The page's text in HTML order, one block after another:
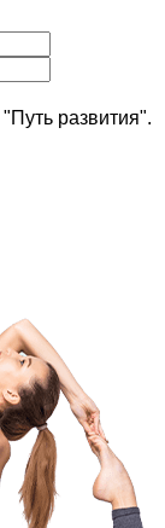
развития".